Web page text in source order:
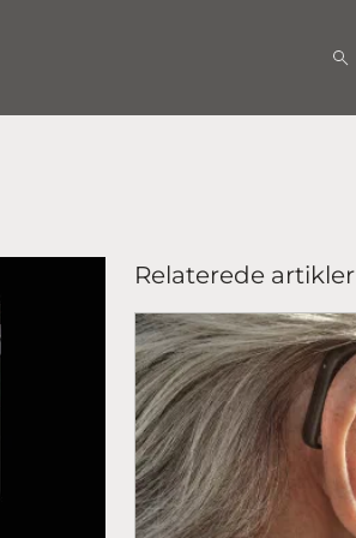
Relaterede artikler